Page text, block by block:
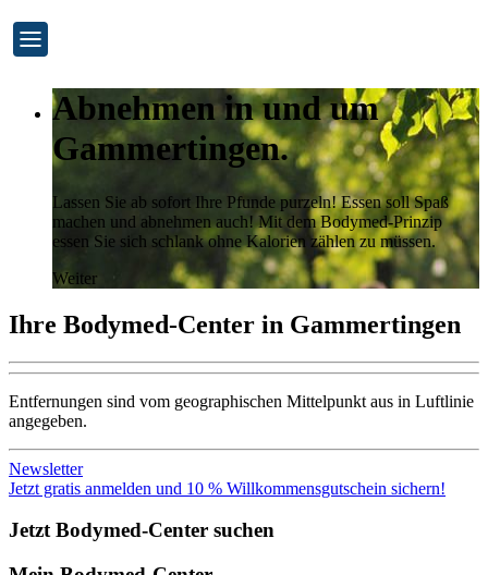
Abnehmen in und um
Gammertingen.
Lassen Sie ab sofort Ihre Pfunde purzeln! Essen soll Spaß
machen und abnehmen auch! Mit dem Bodymed-Prinzip
essen Sie sich schlank ohne Kalorien zählen zu müssen.
Weiter
Ihre Bodymed-Center in Gammertingen
Entfernungen sind vom geographischen Mittelpunkt aus in Luftlinie
angegeben.
Newsletter
Jetzt gratis anmelden und 10 % Willkommensgutschein sichern!
Jetzt Bodymed-Center suchen